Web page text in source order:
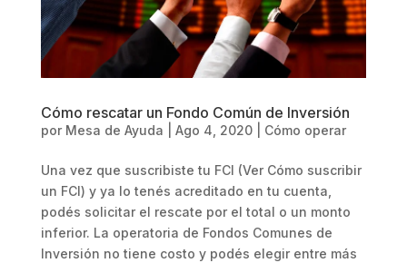
Cómo rescatar un Fondo Común de Inversión
por Mesa de Ayuda Ago 4, 2020| Cómo operar
Una vez que suscribiste tu FCI (Ver Cómo suscribir
un FCI) y ya lo tenés acreditado en tu cuenta,
podés solicitar el rescate por el total o un monto
inferior. La operatoria de Fondos Comunes de
Inversión no tiene costo y podés elegir entre más